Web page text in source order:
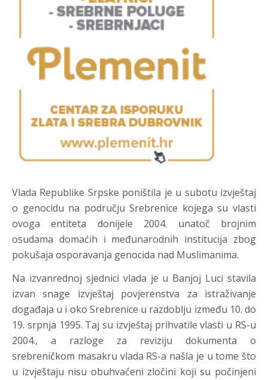
Vlada Republike Srpske poništila je u subotu izvještaj
o genocidu na području Srebrenice kojega su vlasti
ovoga entiteta donijele 2004. unatoč brojnim
osudama domaćih i međunarodnih institucija zbog
pokušaja osporavanja genocida nad Muslimanima.
Na izvanrednoj sjednici vlada je u Banjoj Luci stavila
izvan snage izvještaj povjerenstva za istraživanje
događaja u i oko Srebrenice u razdoblju između 10. do
19. srpnja 1995. Taj su izvještaj prihvatile vlasti u RS-u
2004., a razloge za reviziju dokumenta o
srebreničkom masakru vlada RS-a našla je u tome što
u izvještaju nisu obuhvaćeni zločini koji su počinjeni